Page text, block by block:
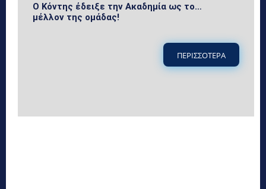
Ο Κόντης έδειξε την Ακαδημία ως το…
μέλλον της ομάδας!
ΠΕΡΙΣΣΟΤΕΡΑ